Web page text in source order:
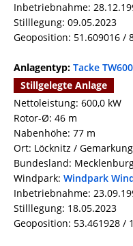
Inbetriebnahme:
Stilllegung: 09.05.2023
Geoposition: 51.609016 /
Anlagentyp: Tacke TW600
Stillgelegte Anlage
Nettoleistung: 600,0 kW
Rotor-Ø: 46 m
Nabenhöhe: 77 m
Ort: Löcknitz /
Bundesland:
Windpark: Windpark
Inbetriebnahme:
Stilllegung: 18.05.2023
Geoposition: 53.461928 /